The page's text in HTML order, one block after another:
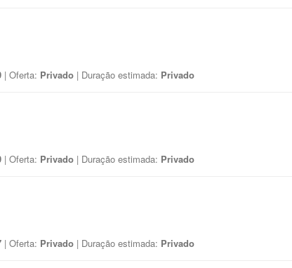
| Oferta: Privado | Duração estimada: Privado
| Oferta: Privado | Duração estimada: Privado
| Oferta: Privado | Duração estimada: Privado